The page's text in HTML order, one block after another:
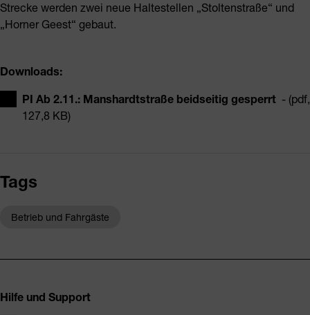
Strecke werden zwei neue Haltestellen „Stoltenstraße“ und
„Horner Geest“ gebaut.
Downloads:
PI Ab 2.11.: Manshardtstraße beidseitig gesperrt - (pdf,
127,8 KB)
Tags
Betrieb und Fahrgäste
Hilfe und Support